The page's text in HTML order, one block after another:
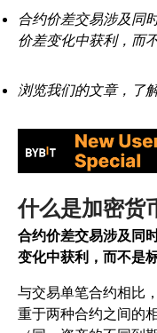
合约价差交易涉及同
价差变化中获利，而
浏览我们的文章，了
什么是加密货
合约价差交易涉及同
变化中获利，而不是
与交易单笔合约相比
重于两种合约之间的